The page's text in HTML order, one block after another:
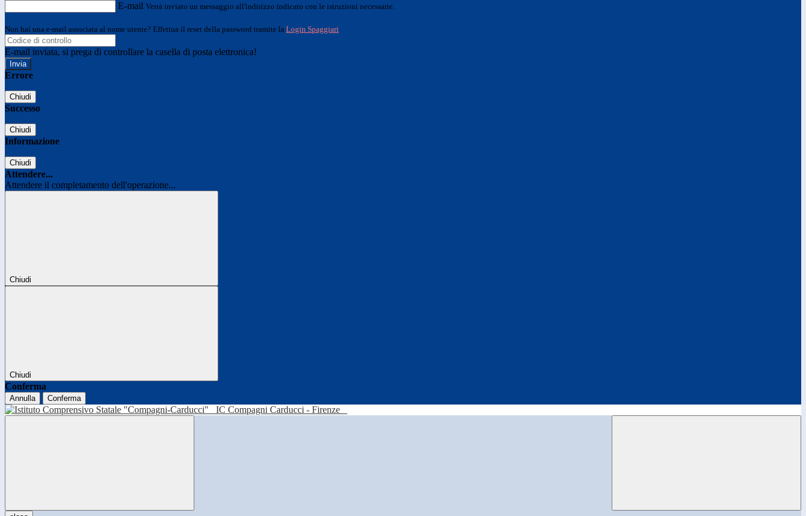
E-mail Verrà inviato un messaggio all'indirizzo indicato con le istruzioni necessarie.
Non hai una e-mail associata al nome utente? Effettua il reset della password tramite la Login Spaggiari
E-mail inviata, si prega di controllare la casella di posta elettronica!
Errore
Chiudi
Successo
Chiudi
Informazione
Chiudi
Attendere...
Attendere il completamento dell'operazione...
Chiudi
Chiudi
Conferma
Annulla Conferma
IC Compagni Carducci - Firenze